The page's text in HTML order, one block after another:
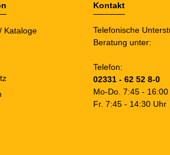
Kataloge
Kontakt
Telefonische
Beratung unter:
Telefon:
02331 - 62 52 8-0
Mo-Do. 7:45 - 16:00
Fr. 7:45 - 14:30 Uhr